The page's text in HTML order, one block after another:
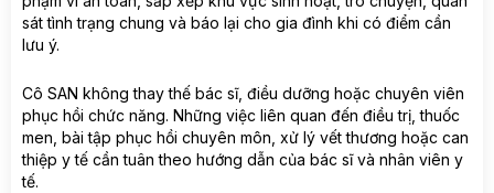
sát tình trạng chung và báo lại cho gia đình khi có điểm cần
lưu ý.
Cô SAN không thay thế bác sĩ, điều dưỡng hoặc chuyên viên
phục hồi chức năng. Những việc liên quan đến điều trị, thuốc
men, bài tập phục hồi chuyên môn, xử lý vết thương hoặc can
thiệp y tế cần tuân theo hướng dẫn của bác sĩ và nhân viên y
tế.